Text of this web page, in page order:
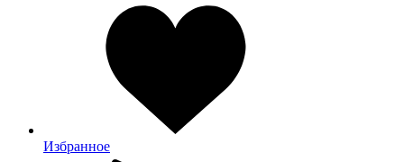
Избранное